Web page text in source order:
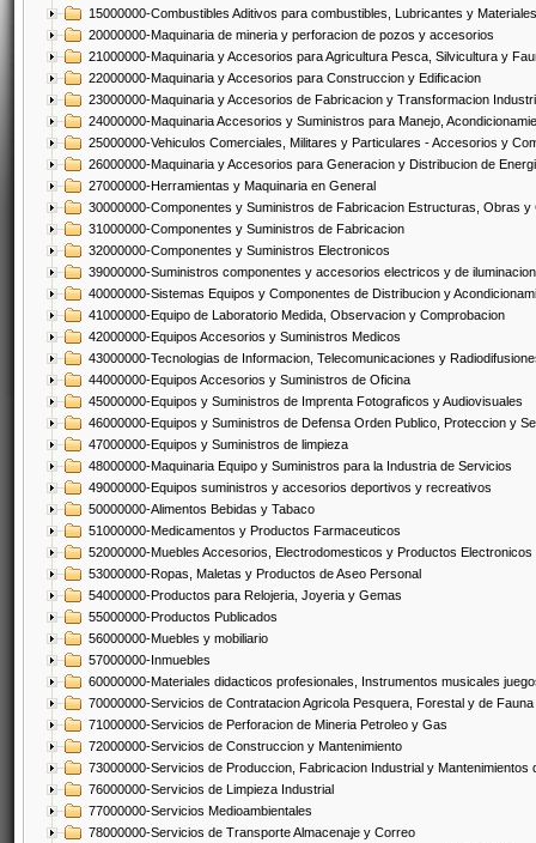
15000000-Combustibles Aditivos para combustibles, Lubricantes y
20000000-Maquinaria de mineria y perforacion de pozos y accesorios
21000000-Maquinaria y Accesorios para Agricultura Pesca, Silvicultura y
22000000-Maquinaria y Accesorios para Construccion y Edificacion
23000000-Maquinaria y Accesorios de Fabricacion y Transformacion
24000000-Maquinaria Accesorios y Suministros para Manejo,
25000000-Vehiculos Comerciales, Militares y Particulares - Accesorios y
26000000-Maquinaria y Accesorios para Generacion y Distribucion de
27000000-Herramientas y Maquinaria en General
30000000-Componentes y Suministros de Fabricacion Estructuras, Obras
31000000-Componentes y Suministros de Fabricacion
32000000-Componentes y Suministros Electronicos
39000000-Suministros componentes y accesorios electricos y de iluminacion
40000000-Sistemas Equipos y Componentes de Distribucion y
41000000-Equipo de Laboratorio Medida, Observacion y Comprobacion
42000000-Equipos Accesorios y Suministros Medicos
43000000-Tecnologias de Informacion, Telecomunicaciones y
44000000-Equipos Accesorios y Suministros de Oficina
45000000-Equipos y Suministros de Imprenta Fotograficos y Audiovisuales
46000000-Equipos y Suministros de Defensa Orden Publico, Proteccion y
47000000-Equipos y Suministros de limpieza
48000000-Maquinaria Equipo y Suministros para la Industria de Servicios
49000000-Equipos suministros y accesorios deportivos y recreativos
50000000-Alimentos Bebidas y Tabaco
51000000-Medicamentos y Productos Farmaceuticos
52000000-Muebles Accesorios, Electrodomesticos y Productos Electronicos
53000000-Ropas, Maletas y Productos de Aseo Personal
54000000-Productos para Relojeria, Joyeria y Gemas
55000000-Productos Publicados
56000000-Muebles y mobiliario
57000000-Inmuebles
60000000-Materiales didacticos profesionales, Instrumentos musicales
70000000-Servicios de Contratacion Agricola Pesquera, Forestal y de Fauna
71000000-Servicios de Perforacion de Mineria Petroleo y Gas
72000000-Servicios de Construccion y Mantenimiento
73000000-Servicios de Produccion, Fabricacion Industrial y Mantenimientos
76000000-Servicios de Limpieza Industrial
77000000-Servicios Medioambientales
78000000-Servicios de Transporte Almacenaje y Correo